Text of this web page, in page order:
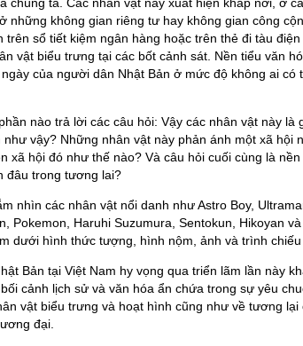
những không gian riêng tư hay không gian công
sổ tiết kiệm ngân hàng hoặc trên thẻ đi tàu
vật biểu trưng tại các bốt cảnh sát. Nền tiểu văn
của người dân Nhật Bản ở mức độ không ai có
nào trả lời các câu hỏi: Vậy các nhân vật này là
vậy? Những nhân vật này phản ánh một xã hội
xã hội đó như thế nào? Và câu hỏi cuối cùng là nền
đâu trong tương lai?
nhìn các nhân vật nổi danh như Astro Boy,
Pokemon, Haruhi Suzumura, Sentokun, Hikoyan
dưới hình thức tượng, hình nộm, ảnh và trình chiếu
Bản tại Việt Nam hy vọng qua triển lãm lần này
cảnh lịch sử và văn hóa ẩn chứa trong sự yêu
vật biểu trưng và hoạt hình cũng như về tương lại
đại.